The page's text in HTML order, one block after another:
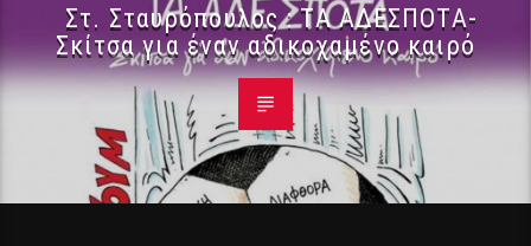
Στ. Σταυρόπουλος : ΤΑ ΑΔΕΣΠΟΤΑ-
Σκίτσα για έναν αδικοχαμένο καιρό